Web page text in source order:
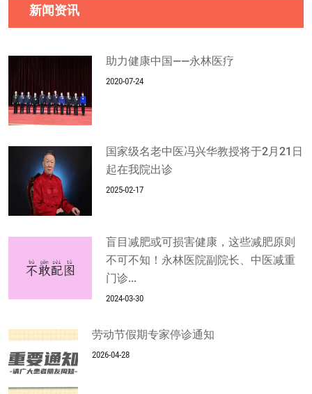
新闻资讯
助力健康中国——永林医疗
2020-07-24
国家级名老中医冯兴华教授将于2月21日
起在我院出诊
2025-02-17
盲目减肥或可损害健康，这些减肥原则
不可不知！永林医院副院长、中医减重
门诊...
2024-03-30
劳动节假期专家停诊通知
2026-04-28